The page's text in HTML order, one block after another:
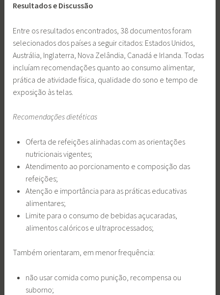
Resultados e Discussão
Entre os resultados encontrados, 38 documentos foram
selecionados dos países a seguir citados: Estados Unidos,
Austrália, Inglaterra, Nova Zelândia, Canadá e Irlanda. Todas
incluíam recomendações quanto ao consumo alimentar,
prática de atividade física, qualidade do sono e tempo de
exposição às telas.
Recomendações dietéticas
Oferta de refeições alinhadas com as orientações
nutricionais vigentes;
Atendimento ao porcionamento e composição das
refeições;
Atenção e importância para as práticas educativas
alimentares;
Limite para o consumo de bebidas açucaradas,
alimentos calóricos e ultraprocessados;
Também orientaram, em menor frequência:
não usar comida como punição, recompensa ou
suborno;